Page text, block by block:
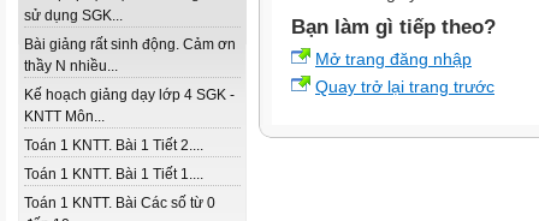
sử dụng SGK...
Bài giảng rất sinh động. Cảm ơn
thầy N nhiều...
Kế hoạch giảng dạy lớp 4 SGK -
KNTT Môn...
Toán 1 KNTT. Bài 1 Tiết 2....
Toán 1 KNTT. Bài 1 Tiết 1....
Toán 1 KNTT. Bài Các số từ 0
Bạn làm gì tiếp theo?
Mở trang đăng nhập
Quay trở lại trang trước